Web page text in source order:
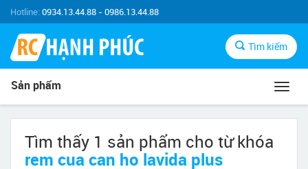
Hotline:0934.13.44.88 - 0986.13.44.88
Tìm kiếm
Sản phẩm
Tìm thấy 1 sản phẩm cho từ khóa
rem cua can ho lavida plus